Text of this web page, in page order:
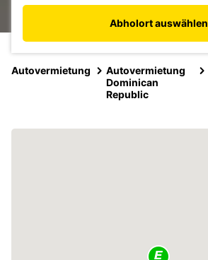
Abholort auswählen
Autovermietung
Autovermietung
Dominican
Republic